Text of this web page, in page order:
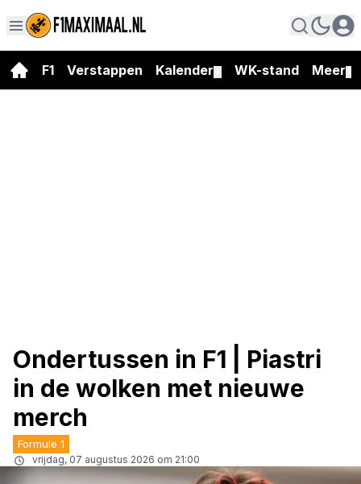
F1 Verstappen Kalender WK-stand Meer
Ondertussen in F1 | Piastri
in de wolken met nieuwe
merch
Formule 1
vrijdag, 07 augustus 2026 om 21:00